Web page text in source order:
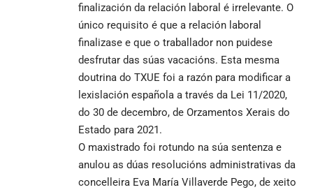
finalización da relación laboral é irrelevante. O
único requisito é que a relación laboral
finalizase e que o traballador non puidese
desfrutar das súas vacacións. Esta mesma
doutrina do TXUE foi a razón para modificar a
lexislación española a través da Lei 11/2020,
do 30 de decembro, de Orzamentos Xerais do
Estado para 2021.
O maxistrado foi rotundo na súa sentenza e
anulou as dúas resolucións administrativas da
concelleira Eva María Villaverde Pego, de xeito